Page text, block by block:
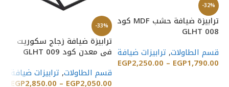
-32%
ترابيزة ضيافة حشب MDF كود
GLHT 008
قسم الطاولات, ترابيزات ضيافة
EGP1,790.00
–
EGP2,250.00
-33%
ترابيزة ضيافة زجاج سكوريت
فى معدن كود GLHT 009
قسم الطاولات, ترابيزات ضيافة
EGP2,050.00
–
EGP2,850.00